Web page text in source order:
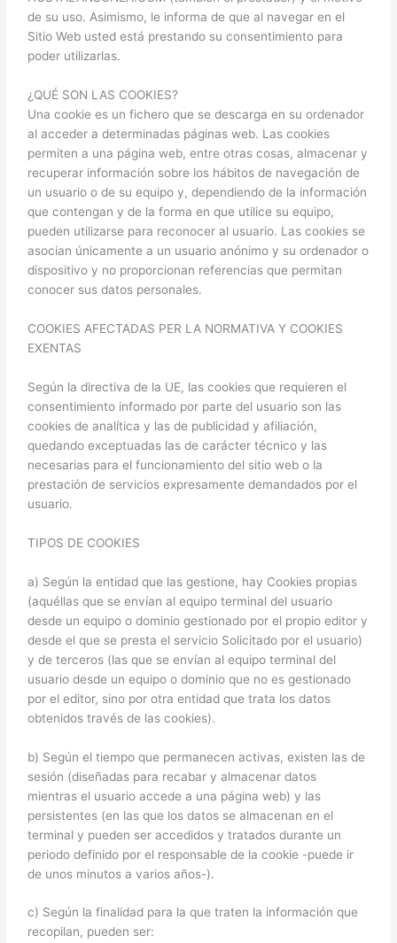
de su uso. Asimismo, le informa de que al navegar en el
Sitio Web usted está prestando su consentimiento para
poder utilizarlas.
¿QUÉ SON LAS COOKIES?
Una cookie es un fichero que se descarga en su ordenador
al acceder a determinadas páginas web. Las cookies
permiten a una página web, entre otras cosas, almacenar y
recuperar información sobre los hábitos de navegación de
un usuario o de su equipo y, dependiendo de la información
que contengan y de la forma en que utilice su equipo,
pueden utilizarse para reconocer al usuario. Las cookies se
asocian únicamente a un usuario anónimo y su ordenador o
dispositivo y no proporcionan referencias que permitan
conocer sus datos personales.
COOKIES AFECTADAS PER LA NORMATIVA Y COOKIES
EXENTAS
Según la directiva de la UE, las cookies que requieren el
consentimiento informado por parte del usuario son las
cookies de analítica y las de publicidad y afiliación,
quedando exceptuadas las de carácter técnico y las
necesarias para el funcionamiento del sitio web o la
prestación de servicios expresamente demandados por el
usuario.
TIPOS DE COOKIES
a) Según la entidad que las gestione, hay Cookies propias
(aquéllas que se envían al equipo terminal del usuario
desde un equipo o dominio gestionado por el propio editor y
desde el que se presta el servicio Solicitado por el usuario)
y de terceros (las que se envían al equipo terminal del
usuario desde un equipo o dominio que no es gestionado
por el editor, sino por otra entidad que trata los datos
obtenidos través de las cookies).
b) Según el tiempo que permanecen activas, existen las de
sesión (diseñadas para recabar y almacenar datos
mientras el usuario accede a una página web) y las
persistentes (en las que los datos se almacenan en el
terminal y pueden ser accedidos y tratados durante un
periodo definido por el responsable de la cookie -puede ir
de unos minutos a varios años-).
c) Según la finalidad para la que traten la información que
recopilan, pueden ser: